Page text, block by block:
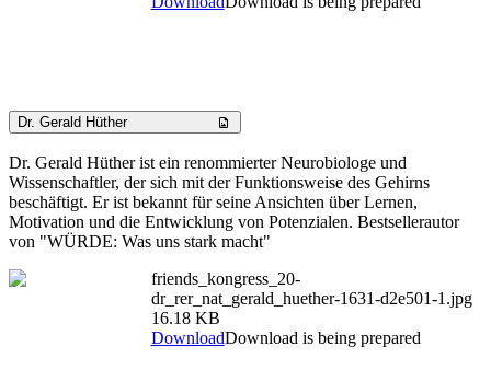
Dr. Gerald Hüther
Dr. Gerald Hüther ist ein renommierter Neurobiologe und
Wissenschaftler, der sich mit der Funktionsweise des Gehirns
beschäftigt. Er ist bekannt für seine Ansichten über Lernen,
Motivation und die Entwicklung von Potenzialen. Bestsellerautor
von "WÜRDE: Was uns stark macht"
friends_kongress_20-
dr_rer_nat_gerald_huether-1631-d2e501-1.jpg
16.18 KB
DownloadDownload is being prepared